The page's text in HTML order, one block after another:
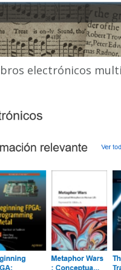
electrónicos